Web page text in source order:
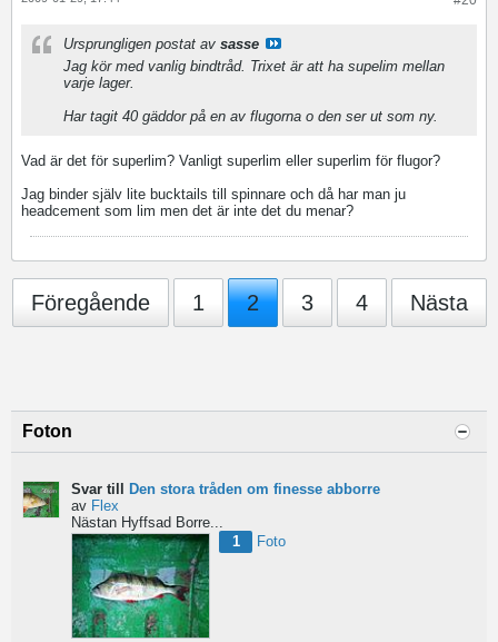
Ursprungligen postat av sasse
Jag kör med vanlig bindtråd. Trixet är att ha supelim mellan
varje lager.
Har tagit 40 gäddor på en av flugorna o den ser ut som ny.
Vad är det för superlim? Vanligt superlim eller superlim för flugor?
Jag binder själv lite bucktails till spinnare och då har man ju
headcement som lim men det är inte det du menar?
Föregående 1 2 3 4 Nästa
Foton
Svar till
Den stora tråden om finesse abborre
av Flex
Nästan Hyffsad Borre...
1
Foto